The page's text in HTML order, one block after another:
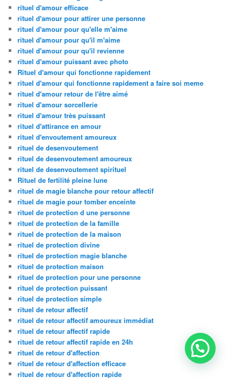
rituel d'amour efficace
rituel d'amour pour attirer une personne
rituel d'amour pour qu'elle m'aime
rituel d'amour pour qu'il m'aime
rituel d'amour pour qu'il revienne
rituel d'amour puissant avec photo
Rituel d'amour qui fonctionne rapidement
rituel d'amour qui fonctionne rapidement a faire soi meme
rituel d'amour retour de l'être aimé
rituel d'amour sorcellerie
rituel d'amour très puissant
rituel d'attirance en amour
rituel d'envoutement amoureux
rituel de desenvoutement
rituel de desenvoutement amoureux
rituel de desenvoutement spirituel
Rituel de fertilité pleine lune
rituel de magie blanche pour retour affectif
rituel de magie pour tomber enceinte
rituel de protection d une personne
rituel de protection de la famille
rituel de protection de la maison
rituel de protection divine
rituel de protection magie blanche
rituel de protection maison
rituel de protection pour une personne
rituel de protection puissant
rituel de protection simple
rituel de retour affectif
rituel de retour affectif amoureux immédiat
rituel de retour affectif rapide
rituel de retour affectif rapide en 24h
rituel de retour d'affection
rituel de retour d'affection efficace
rituel de retour d'affection rapide